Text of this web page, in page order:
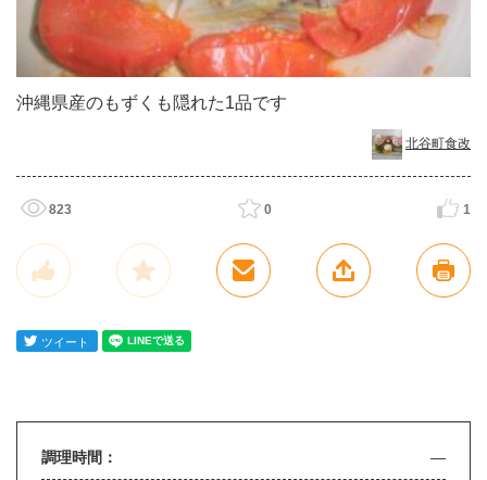
沖縄県産のもずくも隠れた1品です
北谷町食改
823 0 1
調理時間： —